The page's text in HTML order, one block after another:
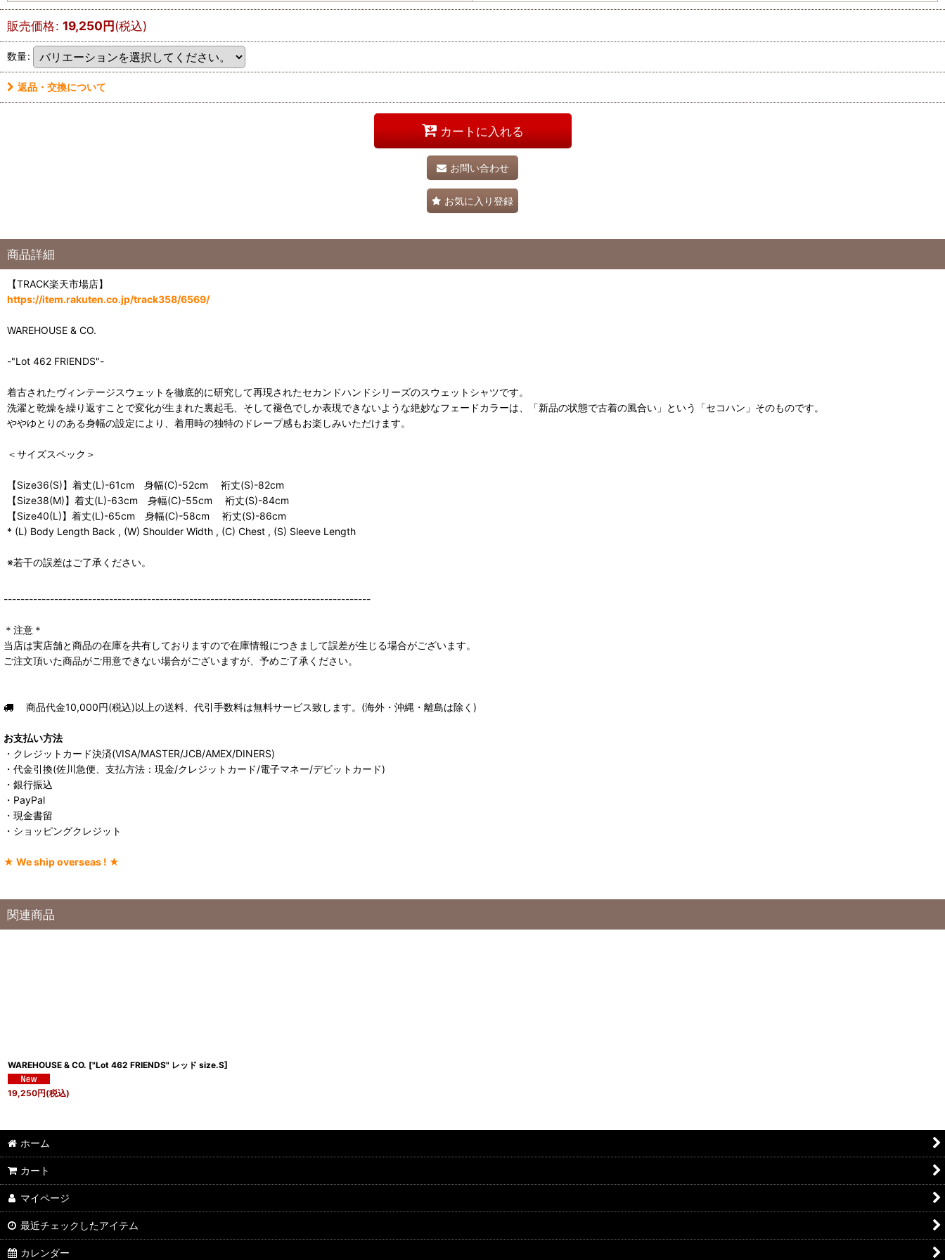
販売価格: 19,250円(税込)
数量:
返品・交換について
カートに入れる
お問い合わせ
お気に入り登録
商品詳細
【TRACK楽天市場店】
https://item.rakuten.co.jp/track358/6569/
WAREHOUSE & CO.
-"Lot 462 FRIENDS"-
着古されたヴィンテージスウェットを徹底的に研究して再現されたセカンドハンドシリーズのスウェットシャツです。
洗濯と乾燥を繰り返すことで変化が生まれた裏起毛、そして褪色でしか表現できないような絶妙なフェードカラーは、「新品の状態で古着の風合い」という「セコハン」そのものです。
ややゆとりのある身幅の設定により、着用時の独特のドレープ感もお楽しみいただけます。
＜サイズスペック＞
【Size36(S)】着丈(L)-61cm 身幅(C)-52cm 裄丈(S)-82cm
【Size38(M)】着丈(L)-63cm 身幅(C)-55cm 裄丈(S)-84cm
【Size40(L)】着丈(L)-65cm 身幅(C)-58cm 裄丈(S)-86cm
* (L) Body Length Back , (W) Shoulder Width , (C) Chest , (S) Sleeve Length
※若干の誤差はご了承ください。
---------------------------------------------------------------------------------------
＊注意＊
当店は実店舗と商品の在庫を共有しておりますので在庫情報につきまして誤差が生じる場合がございます。
ご注文頂いた商品がご用意できない場合がございますが、予めご了承ください。
商品代金10,000円(税込)以上の送料、代引手数料は無料サービス致します。(海外・沖縄・離島は除く)
お支払い方法
・クレジットカード決済(VISA/MASTER/JCB/AMEX/DINERS)
・代金引換(佐川急便、支払方法：現金/クレジットカード/電子マネー/デビットカード)
・銀行振込
・PayPal
・現金書留
・ショッピングクレジット
★ We ship overseas ! ★
関連商品
WAREHOUSE & CO. ["Lot 462 FRIENDS" レッド size.S]
19,250円(税込)
ホーム
カート
マイページ
最近チェックしたアイテム
カレンダー